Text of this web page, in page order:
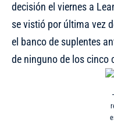
decisión el viernes a
se vistió por última vez
el banco de suplentes
de ninguno de los cinco